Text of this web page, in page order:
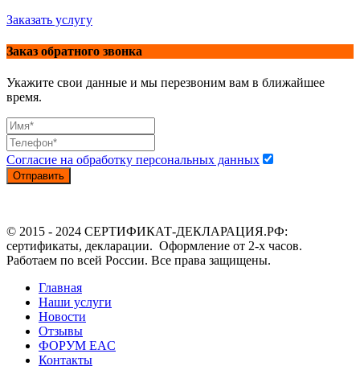
Заказать услугу
Заказ обратного звонка
Укажите свои данные и мы перезвоним вам в ближайшее
время.
Согласие на обработку персональных данных
Отправить
© 2015 - 2024 СЕРТИФИКАТ-ДЕКЛАРАЦИЯ.РФ:
сертификаты, декларации. Оформление от 2-х часов.
Работаем по всей России. Все права защищены.
Главная
Наши услуги
Новости
Отзывы
ФОРУМ EAC
Контакты